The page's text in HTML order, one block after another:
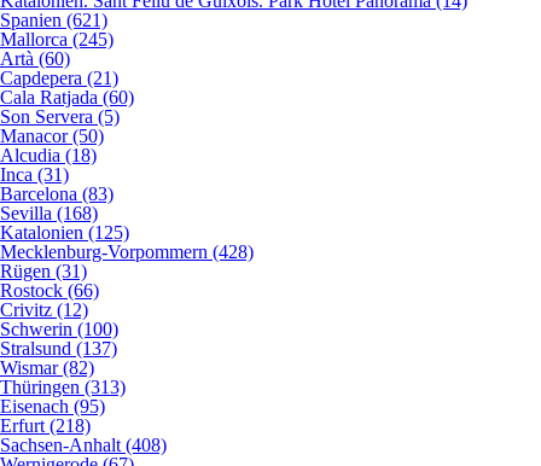
Spanien (621)
Mallorca (245)
Artà (60)
Capdepera (21)
Cala Ratjada (60)
Son Servera (5)
Manacor (50)
Alcudia (18)
Inca (31)
Barcelona (83)
Sevilla (168)
Katalonien (125)
Mecklenburg-Vorpommern (428)
Rügen (31)
Rostock (66)
Crivitz (12)
Schwerin (100)
Stralsund (137)
Wismar (82)
Thüringen (313)
Eisenach (95)
Erfurt (218)
Sachsen-Anhalt (408)